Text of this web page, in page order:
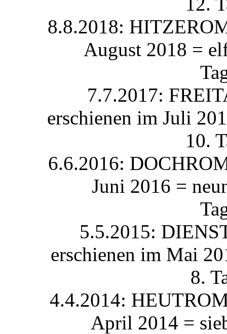
8.8.2018:
August 2018 =
7.7.2017:
erschienen im Juli
10.
6.6.2016:
Juni 2016 =
5.5.2015:
erschienen im Mai
8.
4.4.2014:
April 2014 =